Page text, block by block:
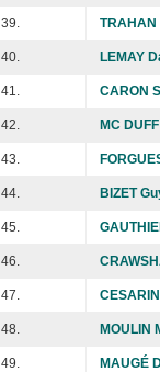
39. TRAHAN
40. LEMAY
41. CARON
42. MC
43.
44. BIZET
45.
46.
47.
48. MOULIN
49. MAUGÉ